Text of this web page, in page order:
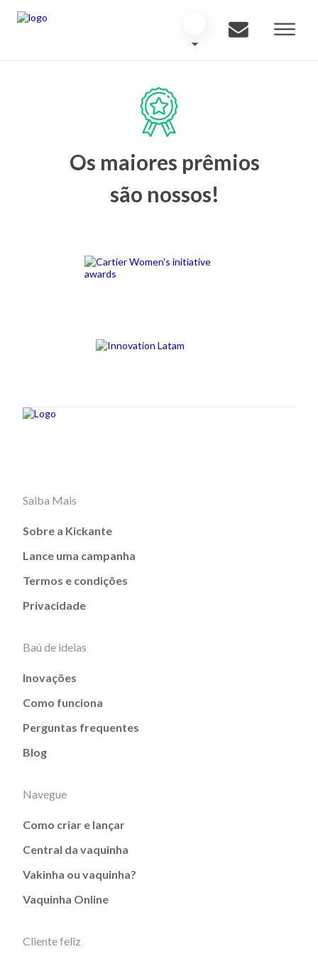
Os maiores prêmios
são nossos!
Saiba Mais
Sobre a Kickante
Lance uma campanha
Termos e condições
Privacidade
Baú de ideias
Inovações
Como funciona
Perguntas frequentes
Blog
Navegue
Como criar e lançar
Central da vaquinha
Vakinha ou vaquinha?
Vaquinha Online
Cliente feliz